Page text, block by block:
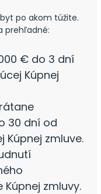
po akom túžite.
prehľadné:
€ do 3 dní
Kúpnej
30 dní od
Kúpnej zmluve.
zmluvy.